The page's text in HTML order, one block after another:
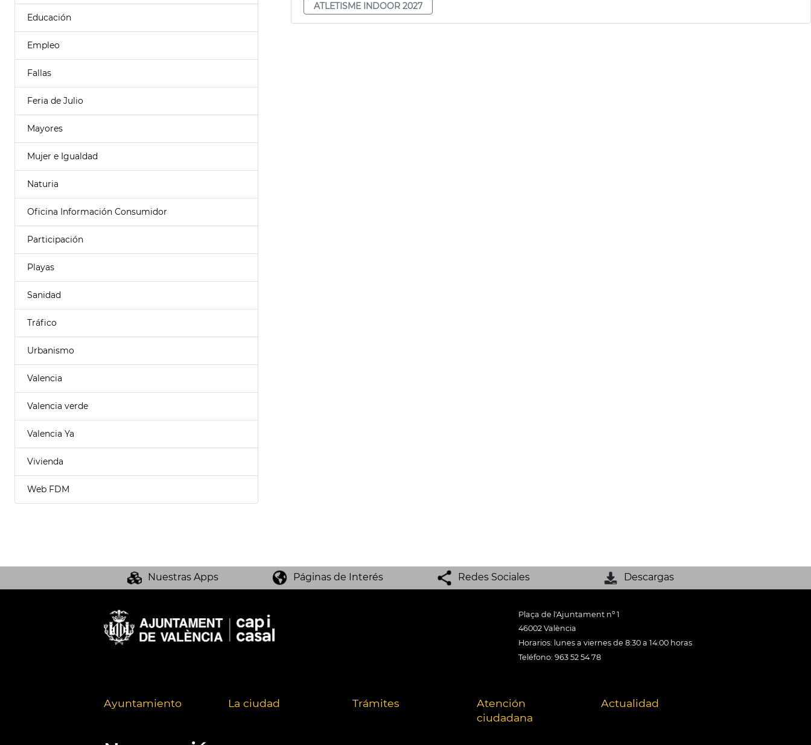
Educación
Empleo
Fallas
Feria de Julio
Mayores
Mujer e Igualdad
Naturia
Oficina Información Consumidor
Participación
Playas
Sanidad
Tráfico
Urbanismo
Valencia
Valencia verde
Valencia Ya
Vivienda
Web FDM
ATLETISME INDOOR 2027
Nuestras Apps Páginas de Interés Redes Sociales Descargas
Plaça de l'Ajuntament nº 1
46002 València
Horarios: lunes a viernes de 8:30 a 14:00 horas
Teléfono: 963 52 54 78
Ayuntamiento La ciudad Trámites
Atención
ciudadana
Actualidad